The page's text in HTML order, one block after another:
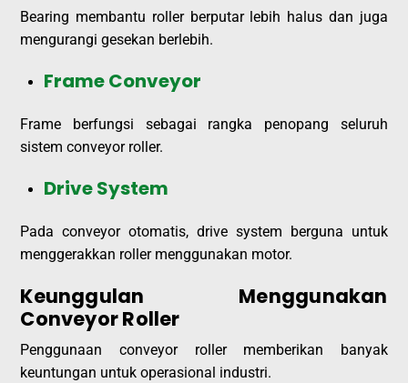
Bearing membantu roller berputar lebih halus dan juga
mengurangi gesekan berlebih.
Frame Conveyor
Frame berfungsi sebagai rangka penopang seluruh
sistem conveyor roller.
Drive System
Pada conveyor otomatis, drive system berguna untuk
menggerakkan roller menggunakan motor.
Keunggulan Menggunakan
Conveyor Roller
Penggunaan conveyor roller memberikan banyak
keuntungan untuk operasional industri.